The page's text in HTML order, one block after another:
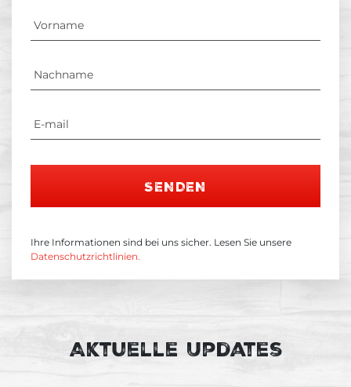
Ihre Informationen sind bei uns sicher. Lesen Sie unsere
Datenschutzrichtlinien.
SENDEN
Aktuelle Updates